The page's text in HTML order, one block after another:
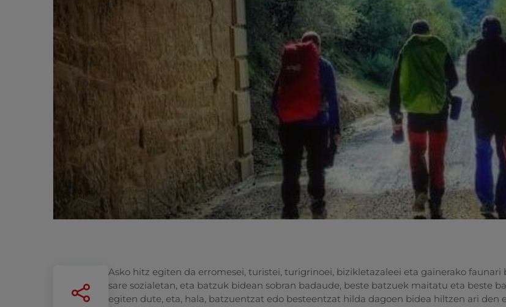
Asko hitz egiten da erromesei, turistei, turigrinoei, bizikletazaleei eta gainerako faunari
sare sozialetan, eta batzuk bidean sobran badaude, beste batzuek maitatu eta beste
egiten dute, eta, hala, batzuentzat edo besteentzat hilda dagoen bidea hiltzen ari den